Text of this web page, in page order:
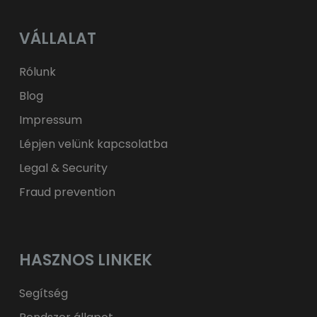
ft HUF
zł PLN
VÁLLALAT
Rólunk
Blog
Impressum
Lépjen velünk kapcsolatba
Legal & Security
Fraud prevention
HASZNOS LINKEK
Segítség